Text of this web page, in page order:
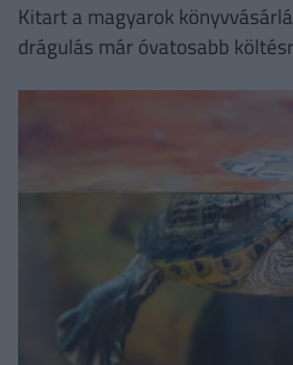
Kitart a magyarok
drágulás már óvatosabb